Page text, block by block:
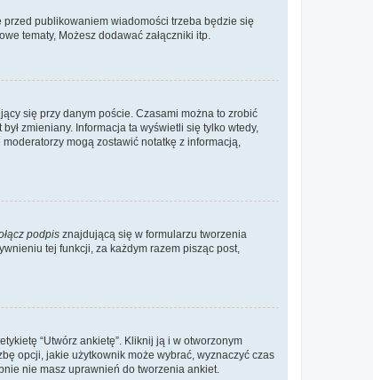
przed publikowaniem wiadomości trzeba będzie się
tematy, Możesz dodawać załączniki itp.
się przy danym poście. Czasami można to zrobić
zmieniany. Informacja ta wyświetli się tylko wtedy,
mogą zostawić notatkę z informacją,
podpis znajdującą się w formularzu tworzenia
tej funkcji, za każdym razem pisząc post,
“Utwórz ankietę”. Kliknij ją i w otworzonym
opcji, jakie użytkownik może wybrać, wyznaczyć czas
nie masz uprawnień do tworzenia ankiet.